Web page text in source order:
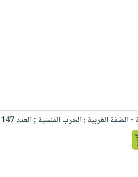
الغربية : الحرب المنسية ; العدد 147